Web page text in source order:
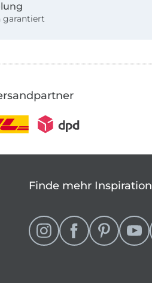
garantiert
Finde mehr Inspiration